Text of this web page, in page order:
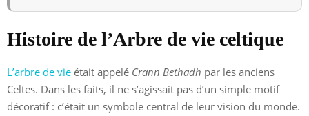
Histoire de l’Arbre de vie celtique
L’arbre de vie était appelé Crann Bethadh par les anciens
Celtes. Dans les faits, il ne s’agissait pas d’un simple motif
décoratif : c’était un symbole central de leur vision du monde.